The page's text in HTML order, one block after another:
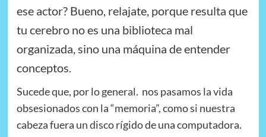
ese actor? Bueno, relajate, porque resulta que
tu cerebro no es una biblioteca mal
organizada, sino una máquina de entender
conceptos.
Sucede que, por lo general. nos pasamos la vida
obsesionados con la “memoria”, como si nuestra
cabeza fuera un disco rígido de una computadora.